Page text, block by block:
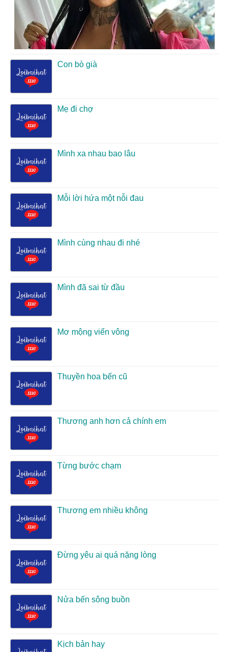
Con bò già
Mẹ đi chợ
Mình xa nhau bao lâu
Mỗi lời hứa một nỗi đau
Mình cùng nhau đi nhé
Mình đã sai từ đầu
Mơ mộng viển vông
Thuyền hoa bến cũ
Thương anh hơn cả chính em
Từng bước chạm
Thương em nhiều không
Đừng yêu ai quá nặng lòng
Nửa bến sông buồn
Kịch bản hay